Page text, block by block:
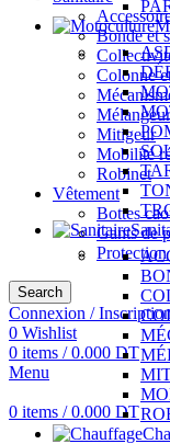
Bonde et
Colonne
Mélangeur
Mitigeur
Mobilité
Robinet
Vêtement
Bottes
Gants de
Protection
Search
Connexion / Inscription
0 Wishlist
0 items / 0.000 DT
Menu
0 items / 0.000 DT